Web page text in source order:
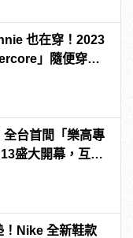
也在穿！2023
」隨便穿都
台首間「樂高專
盛大開幕，互動
！Nike 全新鞋款